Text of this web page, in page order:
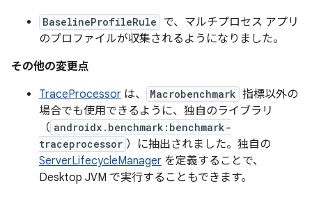
BaselineProfileRule で、マルチプロセス アプリ
のプロファイルが収集されるようになりました。
その他の変更点
TraceProcessor は、 Macrobenchmark 指標以外の
場合でも使用できるように、独自のライブラリ
（ androidx.benchmark:benchmark-
traceprocessor ）に抽出されました。独自の
ServerLifecycleManager を定義することで、
Desktop JVM で実行することもできます。